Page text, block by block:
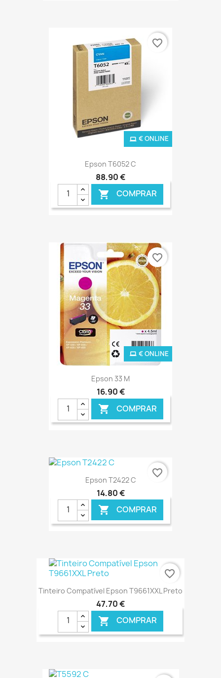
Epson T6052 C
88,90 €
 COMPRAR
€ ONLINE
favorite_border
Epson 33 M
16,90 €
 COMPRAR
€ ONLINE
favorite_border
Epson T2422 C
14,80 €
 COMPRAR
€ ONLINE
favorite_border
Tinteiro Compatível Epson T9661XXL Preto
47,70 €
 COMPRAR
favorite_border